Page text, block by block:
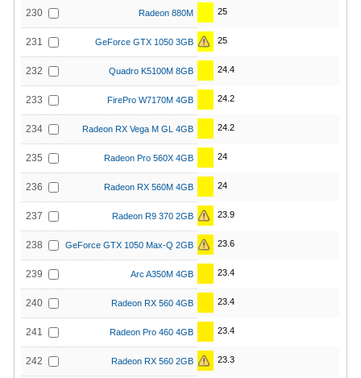
230 Radeon 880M 25
231 GeForce GTX 1050 3GB 25
232 Quadro K5100M 8GB 24.4
233 FirePro W7170M 4GB 24.2
234 Radeon RX Vega M GL 4GB 24.2
235 Radeon Pro 560X 4GB 24
236 Radeon RX 560M 4GB 24
237 Radeon R9 370 2GB 23.9
238 GeForce GTX 1050 Max-Q 2GB 23.6
239 Arc A350M 4GB 23.4
240 Radeon RX 560 4GB 23.4
241 Radeon Pro 460 4GB 23.4
242 Radeon RX 560 2GB 23.3